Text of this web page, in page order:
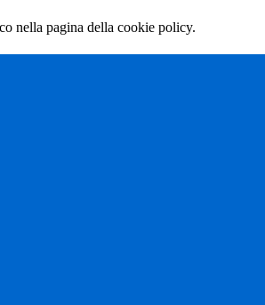
nella pagina della cookie policy.